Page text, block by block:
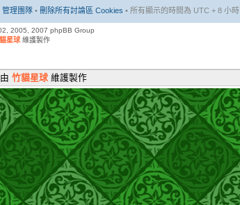
管理團隊 • 刪除所有討論區 Cookies • 所有顯示的時間為 UTC + 8 小時
2005, 2007 phpBB Group
星球 維護製作
由竹貓星球 維護製作